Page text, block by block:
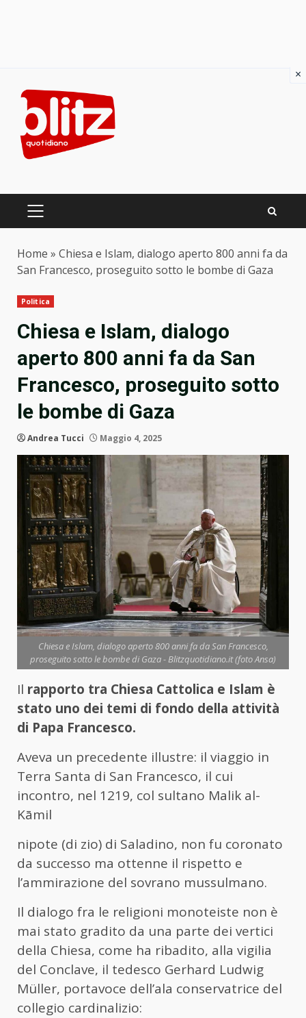
content
PRIMARY
Home » Chiesa e Islam, dialogo aperto 800 anni fa da
San Francesco, proseguito sotto le bombe di Gaza
Politica
Chiesa e Islam, dialogo
aperto 800 anni fa da San
Francesco, proseguito sotto
le bombe di Gaza
Andrea Tucci Maggio 4, 2025
Chiesa e Islam, dialogo aperto 800 anni fa da San Francesco,
proseguito sotto le bombe di Gaza - Blitzquotidiano.it (foto Ansa)
Il rapporto tra Chiesa Cattolica e Islam è
stato uno dei temi di fondo della attività
di Papa Francesco.
Aveva un precedente illustre: il viaggio in
Terra Santa di San Francesco, il cui
incontro, nel 1219, col sultano Malik al-
Kāmil
nipote (di zio) di Saladino, non fu coronato
da successo ma ottenne il rispetto e
l’ammirazione del sovrano mussulmano.
Il dialogo fra le religioni monoteiste non è
mai stato gradito da una parte dei vertici
della Chiesa, come ha ribadito, alla vigilia
del Conclave, il tedesco Gerhard Ludwig
Müller, portavoce dell’ala conservatrice del
collegio cardinalizio:
×